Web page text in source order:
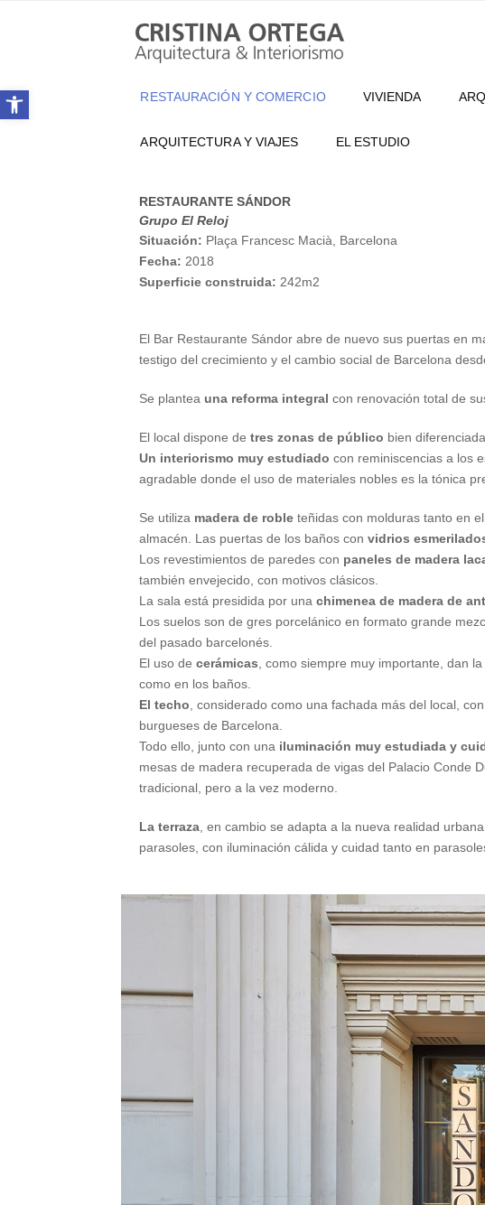
Abrir barra de herramientasRESTAURACIÓN Y COMERCIO VIVIENDA
ARQUITECTURA Y VIAJES EL ESTUDIO
RESTAURANTE SÁNDOR
Grupo El Reloj
Situación: Plaça Francesc Macià, Barcelona
Fecha: 2018
Superficie construida: 242m2
El Bar Restaurante Sándor abre de nuevo sus puertas en
testigo del crecimiento y el cambio social de Barcelona
Se plantea una reforma integral con renovación total de
El local dispone detres zonas de público bien
Un interiorismo muy estudiadocon reminiscencias a los
agradable donde el uso de materiales nobles es la tónica
Se utiliza madera de roble teñidas con molduras tanto en
almacén. Las puertas de los baños convidrios
Los revestimientos de paredes con paneles de madera
también envejecido, con motivos clásicos.
La sala está presidida por unachimenea de madera de
Los suelos son de gres porcelánico en formato grande
del pasado barcelonés.
El uso decerámicas , como siempre muy importante, dan
como en los baños.
El techo , considerado como una fachada más del local,
burgueses de Barcelona.
Todo ello, junto con una iluminación muy estudiada y
mesas de madera recuperada de vigas del Palacio Conde
tradicional, pero a la vez moderno.
La terraza , en cambio se adapta a la nueva realidad
parasoles, con iluminación cálida y cuidad tanto en